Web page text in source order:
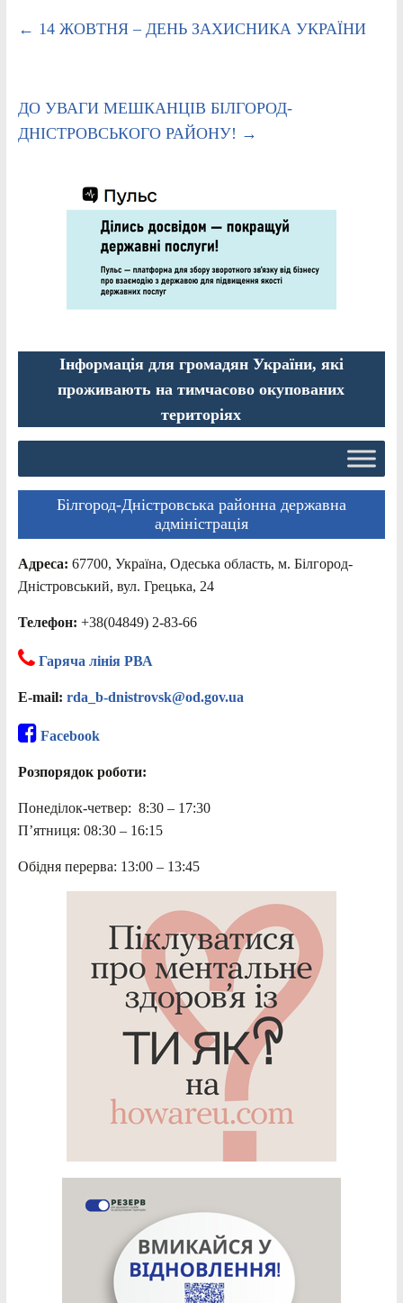
← 14 ЖОВТНЯ – ДЕНЬ ЗАХИСНИКА УКРАЇНИ
ДО УВАГИ МЕШКАНЦІВ БІЛГОРОД-
ДНІСТРОВСЬКОГО РАЙОНУ! →
Інформація для громадян України, які
проживають на тимчасово окупованих
територіях
Білгород-Дністровська районна державна
адміністрація
Адреса: 67700, Україна, Одеська область, м. Білгород-
Дністровський, вул. Грецька, 24
Телефон: +38(04849) 2-83-66
Гаряча лінія РВА
E-mail: rda_b-dnistrovsk@od.gov.ua
Facebook
Розпорядок роботи:
Понеділок-четвер: 8:30 – 17:30
П’ятниця: 08:30 – 16:15
Обідня перерва: 13:00 – 13:45